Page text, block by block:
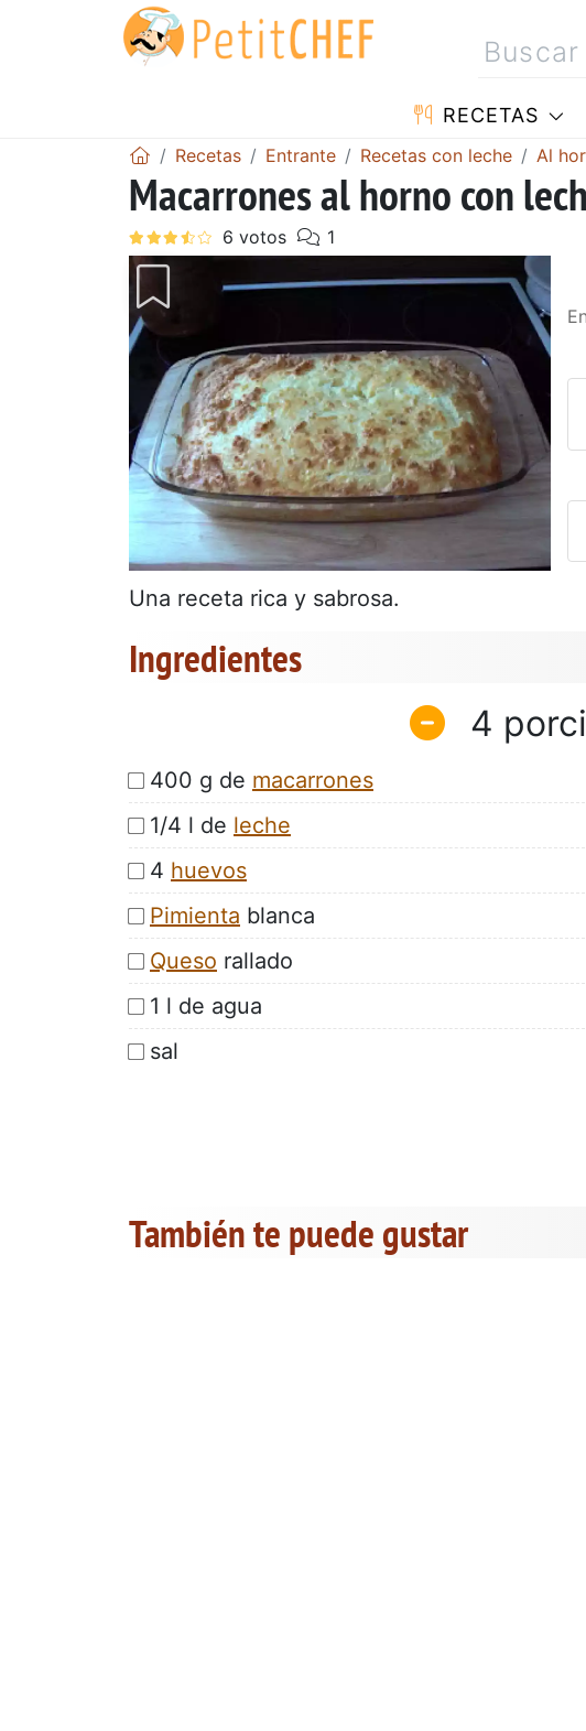
RECETAS
Recetas Entrante Recetas con leche Al
Macarrones al horno con
Una receta rica y sabrosa.
Ingredientes
4
400 g de macarrones
1/4 l de leche
4 huevos
Pimienta blanca
Queso rallado
1 l de agua
sal
También te puede gustar